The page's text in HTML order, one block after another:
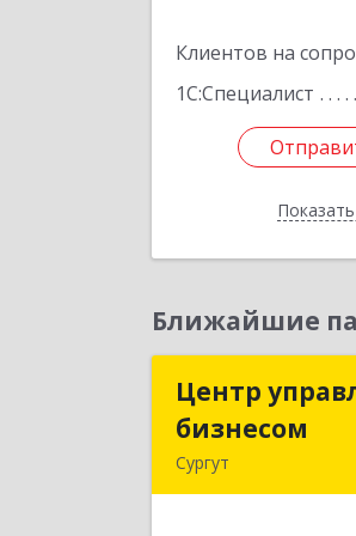
Клиентов на
1С:Специалист
Ближайшие
Центр
бизнесом
Сургут